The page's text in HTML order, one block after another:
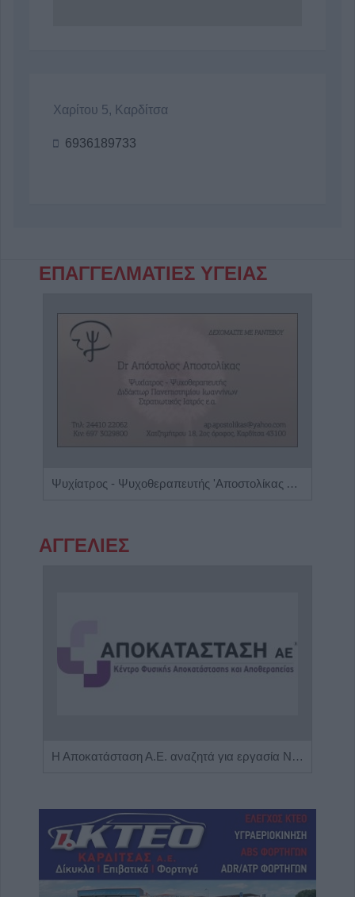
Χαρίτου 5, Καρδίτσα
6936189733
ΕΠΑΓΓΕΛΜΑΤΙΕΣ ΥΓΕΙΑΣ
Ψυχίατρος - Ψυχοθεραπευτής 'Αποστολίκας Απόστολος'
ΑΓΓΕΛΙΕΣ
Η Αποκατάσταση Α.Ε. αναζητά για εργασία Νοσηλευτές και Βοηθούς Νοσηλευτές